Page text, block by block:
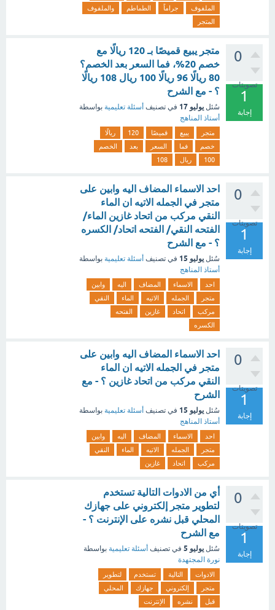
الملفوف
جراماً الطماطم
والملفوف
المتجر
0
تصويتات
1
إجابة
متجر يبيع قميصًا بـ 120 ريالًا مع
خصم 20%، فما السعر بعد الخصم؟
80 ريالًا 96 ريالًا 100 ريال 108 ريالًا
؟ - مع الشرح
سُئل يوليو 17 في تصنيف أسئلة تعليمية بواسطة
أستاذ المناهج
متجر يبيع قميصًا 120
ريالًا
خصم
فما السعر بعد
الخصم
100
ريال 108
0
تصويتات
1
إجابة
احد الاسماء المضاف اليه وابين على
متجر في الجمله الاتيه ان الماء
النقي مركب من اتحاد غازين الماء/
الفتحه النقي/ الفتحه اتحاد/ الكسره
؟ - مع الشرح
سُئل يوليو 15 في تصنيف أسئلة تعليمية بواسطة
أستاذ المناهج
احد الاسماء المضاف اليه
وابين
متجر
الجمله الاتيه الماء
النقي
مركب
اتحاد غازين
الفتحه
الكسره
0
تصويتات
1
إجابة
احد الاسماء المضاف اليه وابين على
متجر في الجمله الاتيه ان الماء
النقي مركب من اتحاد غازين ؟ - مع
الشرح
سُئل يوليو 15 في تصنيف أسئلة تعليمية بواسطة
أستاذ المناهج
احد الاسماء المضاف اليه
وابين
متجر
الجمله الاتيه الماء
النقي
مركب
اتحاد غازين
0
تصويتات
1
إجابة
أي من الادوات التالية تستخدم
لتطوير متجر إلكتروني على جهازك
المحلي قبل نشره على الإنترنت ؟ -
مع الشرح
سُئل يوليو 5 في تصنيف أسئلة تعليمية بواسطة
نورة المجتهدة
الادوات التالية تستخدم
لتطوير
متجر
إلكتروني جهازك
المحلي
قبل
نشره الإنترنت